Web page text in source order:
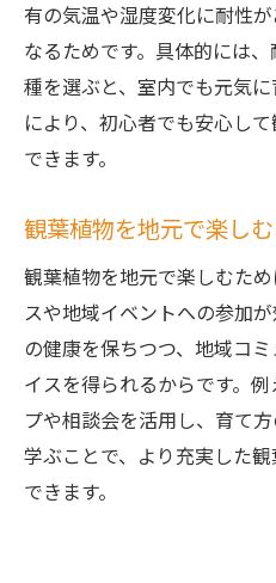
有の気温や湿度変化に耐性
なるためです。具体的には
種を選ぶと、室内でも元気
により、初心者でも安心し
できます。
観葉植物を地元で楽し
観葉植物を地元で楽しむた
スや地域イベントへの参加
の健康を保ちつつ、地域コ
イスを得られるからです。
プや相談会を活用し、育て
学ぶことで、より充実した
できます。